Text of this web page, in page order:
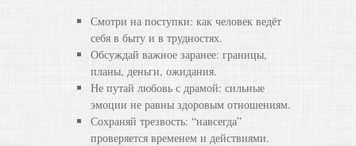
Смотри на поступки: как человек ведёт
себя в быту и в трудностях.
Обсуждай важное заранее: границы,
планы, деньги, ожидания.
Не путай любовь с драмой: сильные
эмоции не равны здоровым отношениям.
Сохраняй трезвость: “навсегда”
проверяется временем и действиями.